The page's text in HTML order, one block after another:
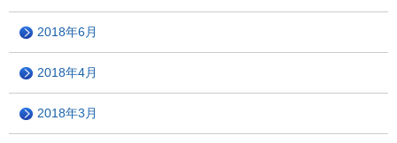
2018年6月
2018年4月
2018年3月